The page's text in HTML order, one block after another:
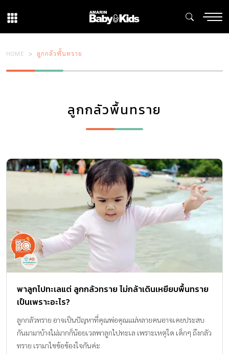
HOME ลูกกลัวพื้นทราย
ลูกกลัวพื้นทราย
พาลูกไปทะเลแต่ ลูกกลัวทราย ไม่กล้าเดินเหยียบพื้นทราย
เป็นเพราะอะไร?
ลูกกลัวทราย อาจเป็นปัญหาที่คุณพ่อคุณแม่หลายคนอาจเคยประสบ
กันมามาบ้างไม่มากก็น้อยเวลพาลูกไปทะเล เพราะเหตุใด เด็กๆ ถึงกลัว
ทราย เรามาไขข้อข้องใจกันค่ะ